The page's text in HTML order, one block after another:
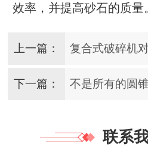
效率，并提高砂石的质量
上一篇： 复合式破碎机
下一篇： 不是所有的圆
联系